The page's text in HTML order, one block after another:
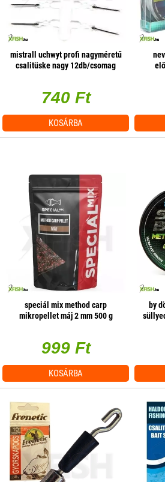
mistrall uchwyt profi nagyméretű
csalitüske nagy 12db/csomag
740 Ft
KOSÁRBA
speciál mix method carp
mikropellet máj 2 mm 500 g
999 Ft
KOSÁRBA
by